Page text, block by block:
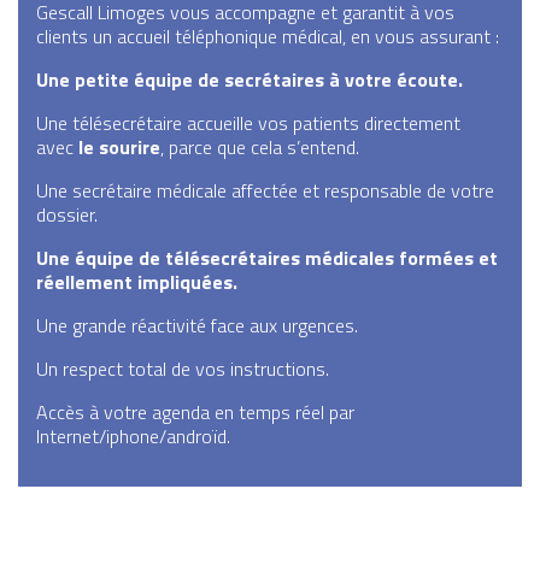
Gescall Limoges vous accompagne et garantit à vos
clients un accueil téléphonique médical, en vous assurant :
Une petite équipe de secrétaires à votre écoute.
Une télésecrétaire accueille vos patients directement
avec le sourire, parce que cela s’entend.
Une secrétaire médicale affectée et responsable de votre
dossier.
Une équipe de télésecrétaires médicales formées et
réellement impliquées.
Une grande réactivité face aux urgences.
Un respect total de vos instructions.
Accès à votre agenda en temps réel par
Internet/iphone/androïd.